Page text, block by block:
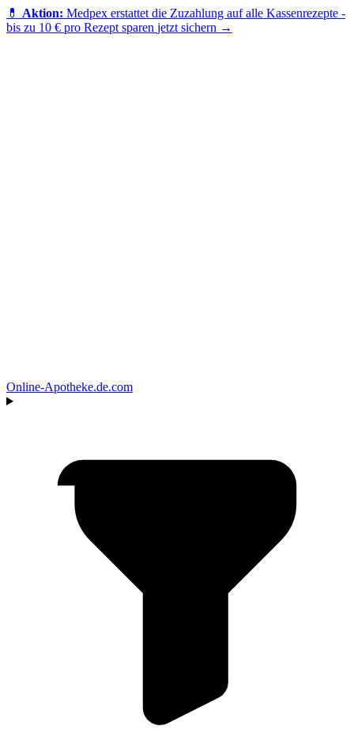
💊 Aktion: Medpex erstattet die Zuzahlung auf alle Kassenrezepte -
bis zu 10 € pro Rezept sparen jetzt sichern →
Online‑Apotheke.de.com